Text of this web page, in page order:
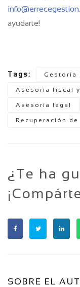
ayudarte!
Tags: Gestoría
Asesoría fiscal
Asesoría legal
Recuperación
¿Te ha
SOBRE EL